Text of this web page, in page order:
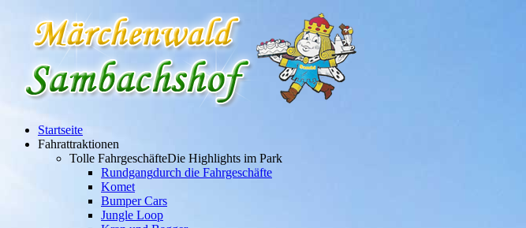
Startseite
Fahrattraktionen
Tolle FahrgeschäfteDie Highlights im Park
Rundgangdurch die Fahrgeschäfte
Komet
Bumper Cars
Jungle Loop